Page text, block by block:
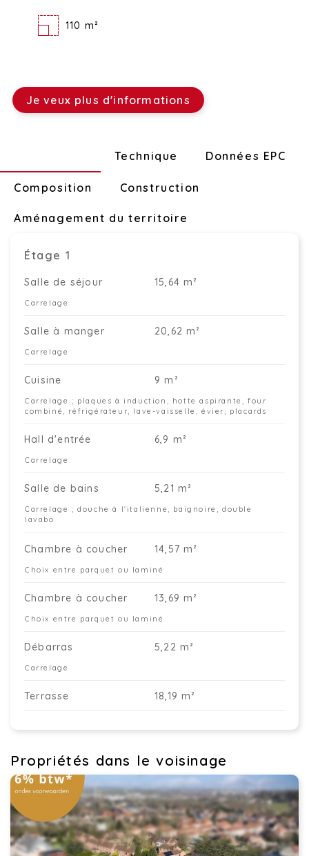
110 m²
Je veux plus d'informations
Technique Données EPC
Composition Construction
Aménagement du territoire
Étage 1
Salle de séjour 15,64 m²
Carrelage
Salle à manger 20,62 m²
Carrelage
Cuisine 9 m²
Carrelage ; plaques à induction, hotte aspirante, four
combiné, réfrigérateur, lave-vaisselle, évier, placards
Hall d'entrée 6,9 m²
Carrelage
Salle de bains 5,21 m²
Carrelage ; douche à l'italienne, baignoire, double
lavabo
Chambre à coucher 14,57 m²
Choix entre parquet ou laminé
Chambre à coucher 13,69 m²
Choix entre parquet ou laminé
Débarras 5,22 m²
Carrelage
Terrasse 18,19 m²
Propriétés dans le voisinage